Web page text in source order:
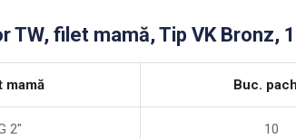
TW, filet mamă, Tip VK Bronz,
mamă Buc.
2″ 10